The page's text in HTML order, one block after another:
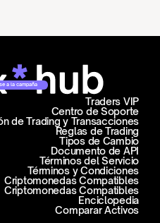
a la campaña
Centro de Soporte
de Trading y Transacciones
Traders VIP
Reglas de Trading
Tipos de Cambio
Documento de API
Términos del Servicio
Términos y Condiciones
Criptomonedas Compatibles
Criptomonedas Compatibles
Enciclopedia
Comparar Activos